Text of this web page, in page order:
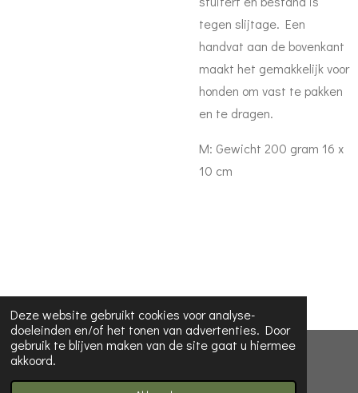
Deze website gebruikt cookies voor analyse-
doeleinden en/of het tonen van advertenties. Door
gebruik te blijven maken van de site gaat u hiermee
akkoord.
tegen slijtage. Een
handvat aan de bovenkant
maakt het gemakkelijk voor
honden om vast te pakken
en te dragen.
M: Gewicht 200 gram 16 x
10 cm
© 2023 - 2026 Koira dog collars
Powered byJouwWeb